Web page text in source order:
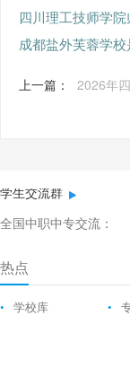
四川理工技师学
成都盐外芙蓉学
上一篇： 2026年
学生交流群
全国中职中专交流：
热点
• 学校库 •